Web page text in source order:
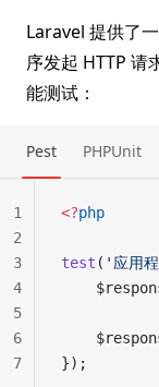
Laravel 提供了
序发起 HTTP 请
能测试：
Pest PHPUnit
<?php
test ( '应用
});
1
2
3
4
5
6
7